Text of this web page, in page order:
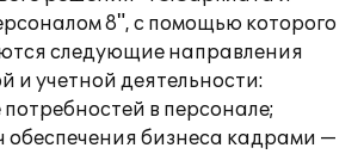
8", с помощью которого
следующие направления
и учетной деятельности:
в персонале;
обеспечения бизнеса кадрами —